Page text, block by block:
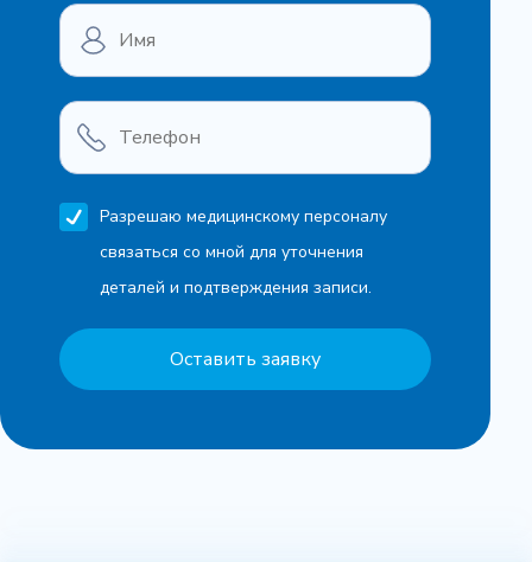
Разрешаю медицинскому персоналу
связаться со мной для уточнения
деталей и подтверждения записи.
Оставить заявку